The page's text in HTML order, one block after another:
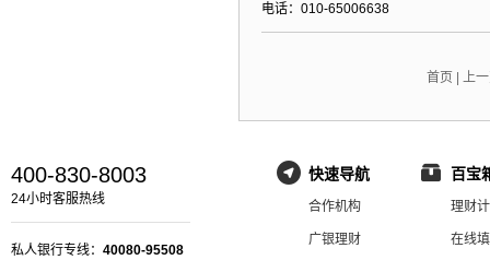
电话：010-65006638
首页 上
400-830-8003
24小时客服热线
私人银行专线： 40080-95508
快速导航
合作机构
广银理财
百宝
理财
在线